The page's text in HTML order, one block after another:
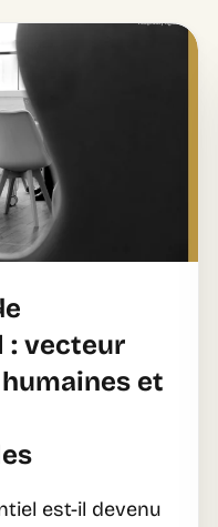
: vecteur
et
est-il devenu